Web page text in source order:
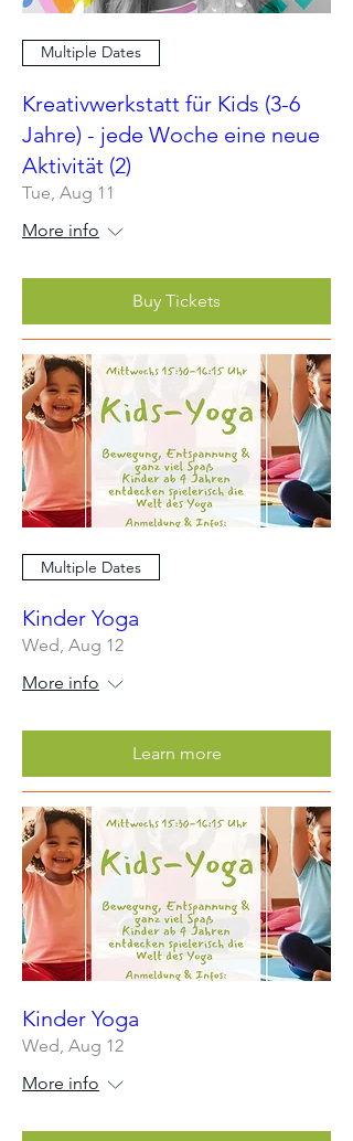
Multiple Dates
Kreativwerkstatt für Kids (3-6
Jahre) - jede Woche eine neue
Aktivität (2)
Tue, Aug 11
More info
Buy Tickets
Multiple Dates
Kinder Yoga
Wed, Aug 12
More info
Learn more
Kinder Yoga
Wed, Aug 12
More info